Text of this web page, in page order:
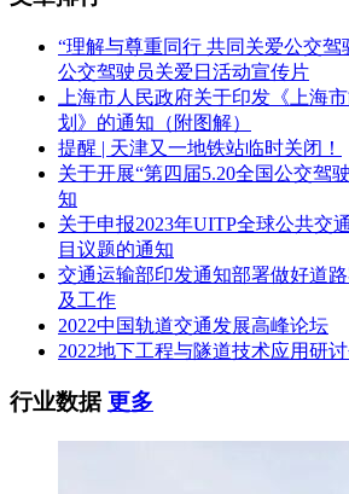
“理解与尊重同行 共同关爱公交驾
公交驾驶员关爱日活动宣传片
上海市人民政府关于印发《上海
划》的通知（附图解）
提醒 | 天津又一地铁站临时关闭！
关于开展“第四届5.20全国公交驾
知
关于申报2023年UITP全球公共交
目议题的通知
交通运输部印发通知部署做好道
及工作
2022中国轨道交通发展高峰论坛
2022地下工程与隧道技术应用研
行业数据更多